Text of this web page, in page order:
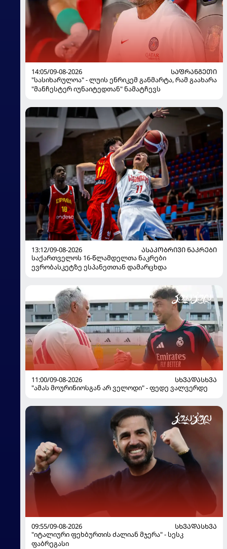
14:05/09-08-2026
ᲡᲐᲤᲠᲐᲜᲒᲔᲗᲘ
"სასიხარულოა" - ლუის ენრიკემ განმარტა, რამ გაახარა
"მანჩესტერ იუნაიტედთან" ნამატჩევს
13:12/09-08-2026
ᲐᲡᲐᲙᲝᲑᲠᲘᲕᲘ ᲜᲐᲙᲠᲔᲑᲘ
საქართველოს 16-წლამდელთა ნაკრები
ევრობასკეტზე ესპანეთთან დამარცხდა
11:00/09-08-2026
ᲡᲮᲕᲐᲓᲐᲡᲮᲕᲐ
"ამას მოურინიოსგან არ ველოდი" - ფედე ვალვერდე
09:55/09-08-2026
ᲡᲮᲕᲐᲓᲐᲡᲮᲕᲐ
"იტალიური ფეხბურთის ძალიან მჯერა" - სესკ
ფაბრეგასი